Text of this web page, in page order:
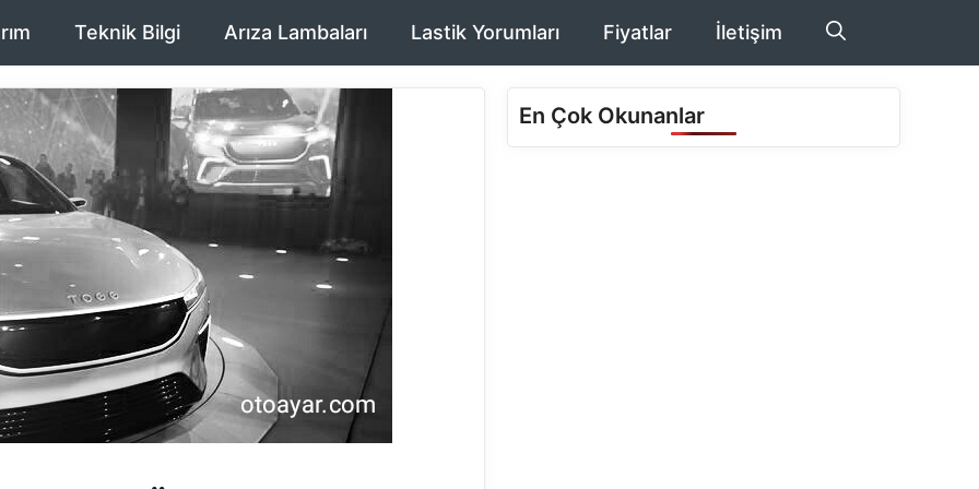
Teknik Bilgi Arıza Lambaları Lastik Yorumları Fiyatlar İletişim
En Çok Okunanlar